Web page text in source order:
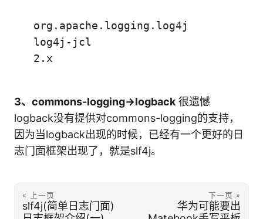
org.apache.logging.log4j
log4j-jcl
2.x
3、commons-logging->logback 很遗憾
logback没有提供对commons-logging的支持，
因为当logback出现的时候，已经有一个更好的日
志门面框架出现了，就是slf4j。
« 上一页
slf4j(简单日志门面)
下一页 »
华为可能要出